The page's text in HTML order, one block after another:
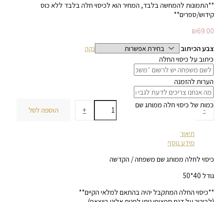
**התמונות להמחשה בלבד, המחיר הוא לכיסוי חלה בלבד ללא כוס
קידוש/ספרים**
₪69.00
צבע הכיתוב
נקה
כיתוב על כיסוי החלה
הערות להזמנה
-
כמות של כיסוי חלה ממותג שם
+ הוספה לסל
תיאור
מידע נוסף
כיסוי לחלה ממותג שם משפחה / הקדשה
גודל 40*50
**כיסוי החלה המתקבל יהיה בהתאם למלאי הקיים**